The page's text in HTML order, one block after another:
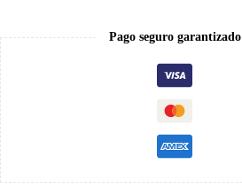
Pago seguro garantizado